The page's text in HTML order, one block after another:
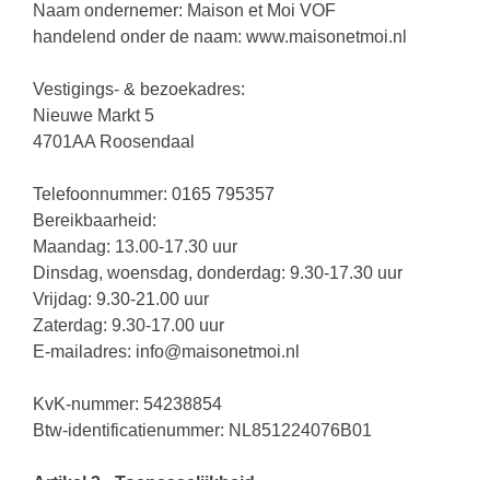
Naam ondernemer: Maison et Moi VOF
handelend onder de naam: www.maisonetmoi.nl
Vestigings- & bezoekadres:
Nieuwe Markt 5
4701AA Roosendaal
Telefoonnummer: 0165 795357
Bereikbaarheid:
Maandag: 13.00-17.30 uur
Dinsdag, woensdag, donderdag: 9.30-17.30 uur
Vrijdag: 9.30-21.00 uur
Zaterdag: 9.30-17.00 uur
E-mailadres: info@maisonetmoi.nl
KvK-nummer: 54238854
Btw-identificatienummer: NL851224076B01